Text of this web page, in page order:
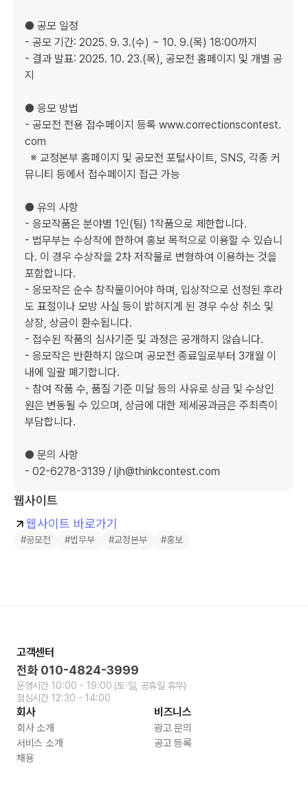
● 공모 일정
- 공모 기간: 2025. 9. 3.(수) ~ 10. 9.(목) 18:00까지
- 결과 발표: 2025. 10. 23.(목), 공모전 홈페이지 및 개별 공
지
● 응모 방법
- 공모전 전용 접수페이지 등록 www.correctionscontest.
com
뮤니티 등에서 접수페이지 접근 가능
● 유의 사항
- 응모작품은 분야별 1인(팀) 1작품으로 제한합니다.
- 법무부는 수상작에 한하여 홍보 목적으로 이용할 수 있습니
다. 이 경우 수상작을 2차 저작물로 변형하여 이용하는 것을
포함합니다.
- 응모작은 순수 창작물이어야 하며, 입상작으로 선정된 후라
도 표절이나 모방 사실 등이 밝혀지게 된 경우 수상 취소 및
상장, 상금이 환수됩니다.
- 접수된 작품의 심사기준 및 과정은 공개하지 않습니다.
- 응모작은 반환하지 않으며 공모전 종료일로부터 3개월 이
내에 일괄 폐기합니다.
- 참여 작품 수, 품질 기준 미달 등의 사유로 상금 및 수상인
원은 변동될 수 있으며, 상금에 대한 제세공과금은 주최측이
부담합니다.
● 문의 사항
- 02-6278-3139 / ljh@thinkcontest.com
웹사이트
웹사이트 바로가기
#공모전 #법무부 #교정본부 #홍보
고객센터
전화 010-4824-3999
운영시간 10:00 - 19:00 (토∙일, 공휴일 휴무)
점심시간 12:30 - 14:00
회사
회사 소개
서비스 소개
채용
비즈니스
광고 문의
공고 등록